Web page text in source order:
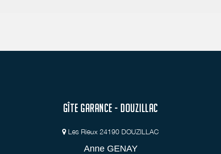
GÎTE GARANCE - DOUZILLAC
Les Rieux 24190 DOUZILLAC
Anne GENAY